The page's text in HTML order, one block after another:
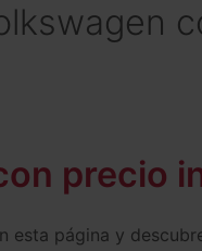
precio
esta página y